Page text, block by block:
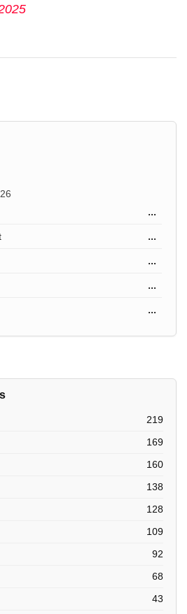
...
...
...
...
...
219
169
160
138
128
109
92
68
43